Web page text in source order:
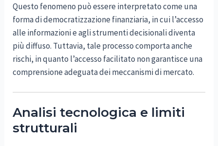
Questo fenomeno può essere interpretato come una
forma di democratizzazione finanziaria, in cui l’accesso
alle informazioni e agli strumenti decisionali diventa
più diffuso. Tuttavia, tale processo comporta anche
rischi, in quanto l’accesso facilitato non garantisce una
comprensione adeguata dei meccanismi di mercato.
Analisi tecnologica e limiti
strutturali